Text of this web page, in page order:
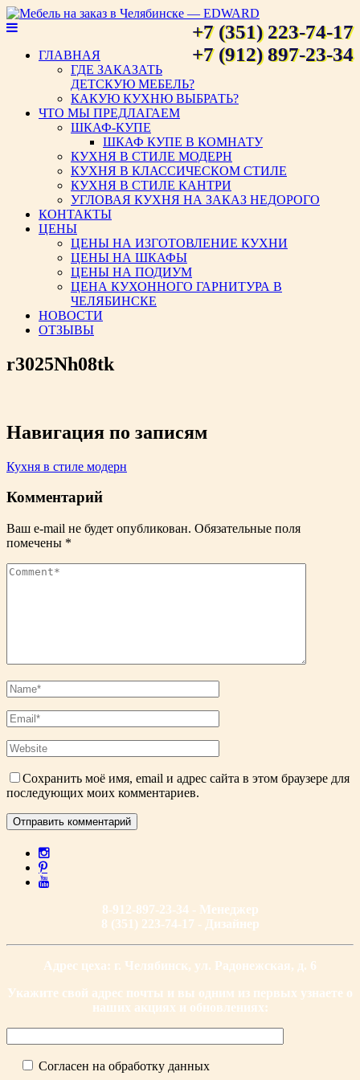
Мебель на заказ в Челябинске
— EDWARD
+7 (351) 223-74-17
+7 (912) 897-23-34
ГЛАВНАЯ
ГДЕ ЗАКАЗАТЬ
ДЕТСКУЮ МЕБЕЛЬ?
КАКУЮ КУХНЮ ВЫБРАТЬ?
ЧТО МЫ ПРЕДЛАГАЕМ
ШКАФ-КУПЕ
ШКАФ КУПЕ В КОМНАТУ
КУХНЯ В СТИЛЕ МОДЕРН
КУХНЯ В КЛАССИЧЕСКОМ СТИЛЕ
КУХНЯ В СТИЛЕ КАНТРИ
УГЛОВАЯ КУХНЯ НА ЗАКАЗ НЕДОРОГО
КОНТАКТЫ
ЦЕНЫ
ЦЕНЫ НА ИЗГОТОВЛЕНИЕ КУХНИ
ЦЕНЫ НА ШКАФЫ
ЦЕНЫ НА ПОДИУМ
ЦЕНА КУХОННОГО ГАРНИТУРА В
ЧЕЛЯБИНСКЕ
НОВОСТИ
ОТЗЫВЫ
r3025Nh08tk
Навигация по записям
Кухня в стиле модерн
Комментарий
Ваш e-mail не будет опубликован. Обязательные поля
помечены *
Сохранить моё имя, email и адрес сайта в этом браузере для
последующих моих комментариев.
8-912-897-23-34 - Менеджер
8 (351) 223-74-17 - Дизайнер
Адрес цеха: г. Челябинск, ул. Радонежская, д. 6
Укажите свой адрес почты и вы одним из первых узнаете о
наших акциях и обновлениях:
Согласен на обработку данных